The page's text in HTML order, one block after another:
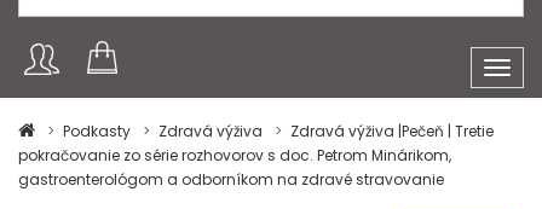
Podkasty
Zdravá výživa
Zdravá výživa |Pečeň | Tretie
pokračovanie zo série rozhovorov s doc. Petrom Minárikom,
gastroenterológom a odborníkom na zdravé stravovanie